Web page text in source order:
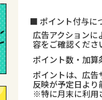
■ ポイント付与に
広告アクション
容をご確認くださ
ポイント数・加算
ポイントは、広告
反映が予定日より
※特に月末に利用